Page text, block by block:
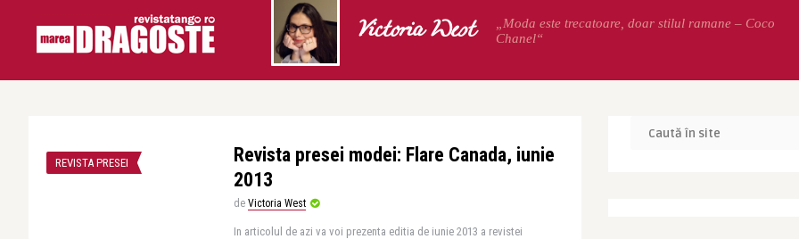
Victoria West
„Moda este trecatoare, doar stilul ramane – Coco
Chanel“
REVISTA PRESEI
Revista presei modei: Flare Canada, iunie
2013
de Victoria West
In articolul de azi va voi prezenta editia de iunie 2013 a revistei